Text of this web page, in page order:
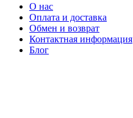
О нас
Оплата и доставка
Обмен и возврат
Контактная информация
Блог